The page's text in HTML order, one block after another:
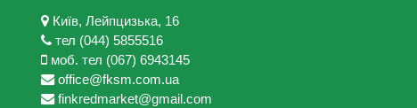
Київ, Лейпцизька, 16
тел (044) 5855516
моб. тел (067) 6943145
office@fksm.com.ua
finkredmarket@gmail.com